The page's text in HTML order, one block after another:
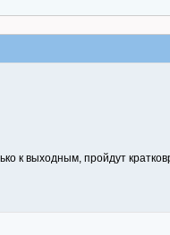
к выходным, пройдут